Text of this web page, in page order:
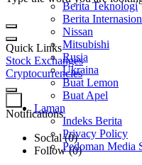
Quick Links
Stock Exchanges
Cryptocurrencies
Notifications
Social (0)
Follow (0)
Berita Teknologi
Berita
Nissan
Mitsubishi
Rusia
Ukraina
Buat Lemon
Buat Apel
Laman
Indeks Berita
Privacy Policy
Pedoman Media